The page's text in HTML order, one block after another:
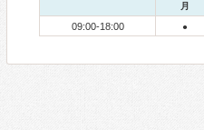
月
09:00-18:00 ●